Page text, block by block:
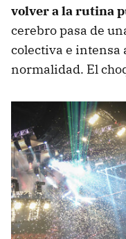
volver a la rutina
cerebro pasa de
colectiva e intensa
normalidad. El